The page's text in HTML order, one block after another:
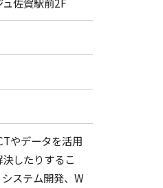
やデータを活用
したりするこ
ステム開発、W